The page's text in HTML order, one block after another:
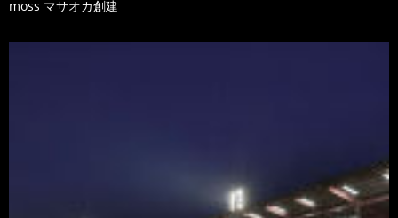
moss マサオカ創建